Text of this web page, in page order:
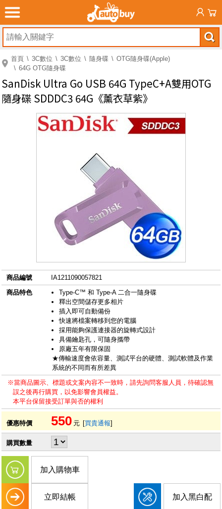
首頁 3C數位 3C數位 隨身碟
OTG隨身碟(Apple)
64G OTG隨身碟
SanDisk Ultra Go USB 64G TypeC+A雙用OTG
隨身碟 SDDDC3 64G《薰衣草紫》
商品編號
IA1211090057821
商品特色
Type-C™ 和 Type-A 二合一隨身碟
釋出空間儲存更多相片
插入即可自動備份
快速將檔案轉移到您的電腦
採用能夠保護連接器的旋轉式設計
具備鑰匙孔，可隨身攜帶
原廠五年有限保固
★傳輸速度會依容量、測試平台的硬體、測試軟體及作業
系統的不同而有所差異
※當商品圖示、標題或文案內容不一致時，請先詢問客服人員，待確認無
誤之後再行購買，以免影響會員權益。
本平台保留接受訂單與否的權利
優惠特價 550 元 [買貴通報]
購買數量
加入購物車
立即結帳 加入黑白配